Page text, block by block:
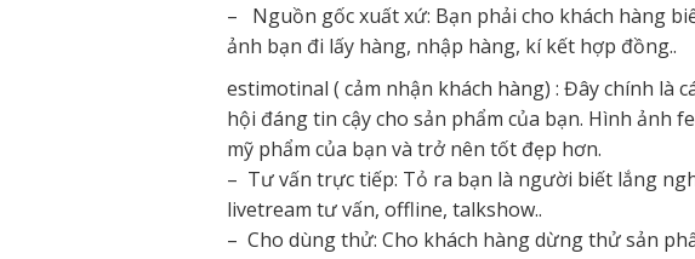
– Nguồn gốc xuất xứ: Bạn phải cho khách hàng
ảnh bạn đi lấy hàng, nhập hàng, kí kết hợp đồng..
estimotinal ( cảm nhận khách hàng) : Đây chính là
hội đáng tin cậy cho sản phẩm của bạn. Hình ảnh
mỹ phẩm của bạn và trở nên tốt đẹp hơn.
– Tư vấn trực tiếp: Tỏ ra bạn là người biết lắng
livetream tư vấn, offline, talkshow..
– Cho dùng thử: Cho khách hàng dừng thử sản